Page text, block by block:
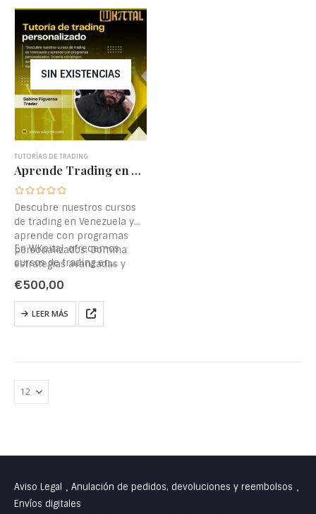
SIN EXISTENCIAS
TUTORÍAS DE TRADING
Aprende Trading en Venezuela: Cursos Profesionales personalizados
Descubre nuestros cursos
de trading en Venezuela y
aprende con programas
personalizados. Domina
estrategias avanzadas y
técnicas de inversión de la
mano de profesionales.
En WKpital, ofrecemos
cursos de trading en
adaptarse a…
€500,00
LEER MÁS
Aviso Legal • Anulación de pedidos, devoluciones y reembolsos •
Envíos digitales